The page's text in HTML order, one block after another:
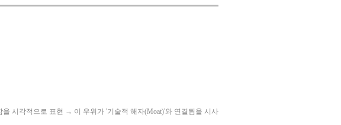
시각적으로 표현 → 이 우위가 '기술적 해자(Moat)'와 연결됨을 시사